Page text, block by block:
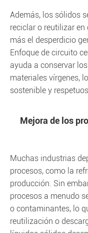
Además, los sólidos
reciclar o reutilizar en
más el desperdicio
Enfoque de circuito
ayuda a conservar
materiales vírgenes,
sostenible y
Mejora de los
Muchas industrias
procesos, como la
producción. Sin
procesos a menudo
o contaminantes, lo
reutilización o